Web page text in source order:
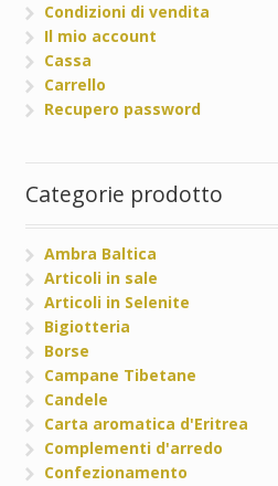
Condizioni di vendita
Il mio account
Cassa
Carrello
Recupero password
Categorie prodotto
Ambra Baltica
Articoli in sale
Articoli in Selenite
Bigiotteria
Borse
Campane Tibetane
Candele
Carta aromatica d'Eritrea
Complementi d'arredo
Confezionamento